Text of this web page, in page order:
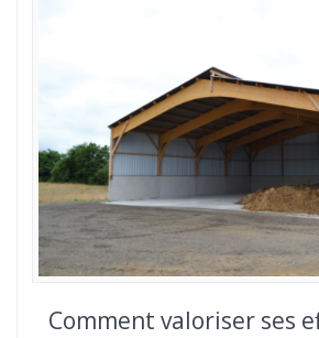
Comment valoriser ses